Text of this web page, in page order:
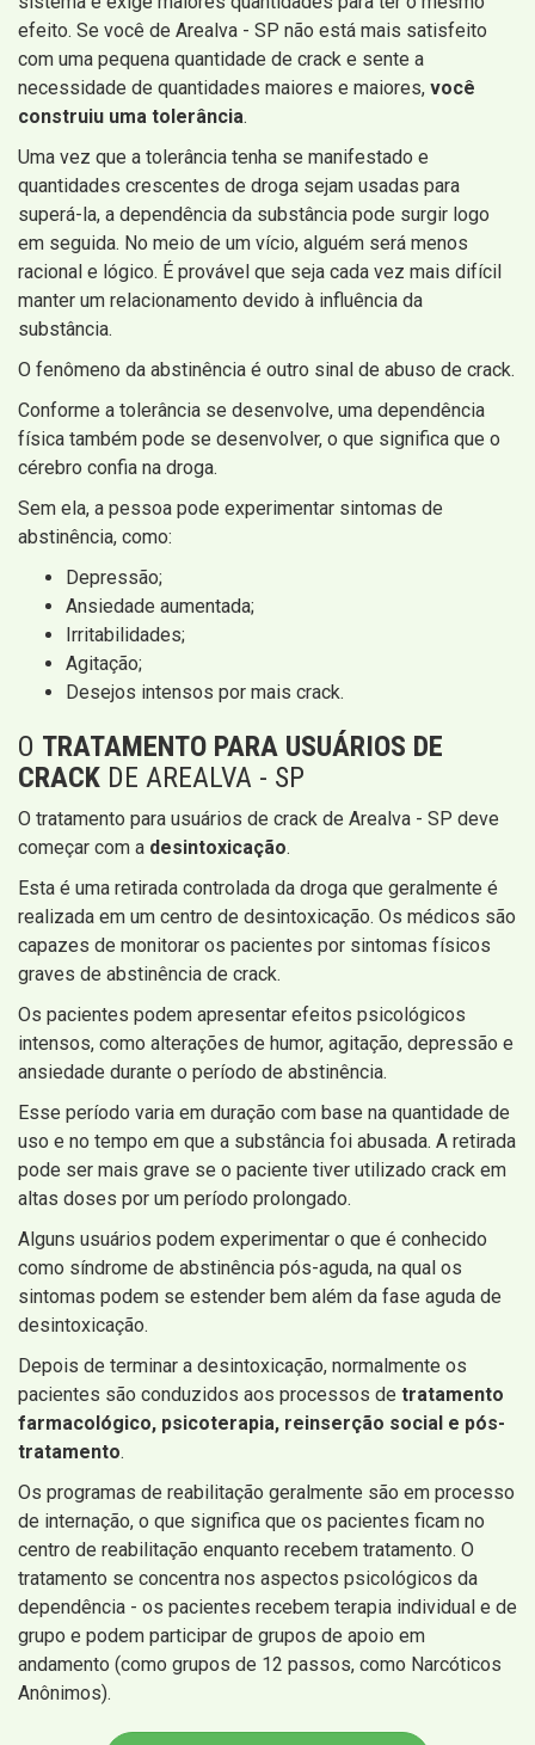
efeito. Se você de Arealva - SP não está mais satisfeito
com uma pequena quantidade de crack e sente a
necessidade de quantidades maiores e maiores, você
construiu uma tolerância.
Uma vez que a tolerância tenha se manifestado e
quantidades crescentes de droga sejam usadas para
superá-la, a dependência da substância pode surgir logo
em seguida. No meio de um vício, alguém será menos
racional e lógico. É provável que seja cada vez mais difícil
manter um relacionamento devido à influência da
substância.
O fenômeno da abstinência é outro sinal de abuso de crack.
Conforme a tolerância se desenvolve, uma dependência
física também pode se desenvolver, o que significa que o
cérebro confia na droga.
Sem ela, a pessoa pode experimentar sintomas de
abstinência, como:
Depressão;
Ansiedade aumentada;
Irritabilidades;
Agitação;
Desejos intensos por mais crack.
O TRATAMENTO PARA USUÁRIOS DE
CRACK DE AREALVA - SP
O tratamento para usuários de crack de Arealva - SP deve
começar com a desintoxicação.
Esta é uma retirada controlada da droga que geralmente é
realizada em um centro de desintoxicação. Os médicos são
capazes de monitorar os pacientes por sintomas físicos
graves de abstinência de crack.
Os pacientes podem apresentar efeitos psicológicos
intensos, como alterações de humor, agitação, depressão e
ansiedade durante o período de abstinência.
Esse período varia em duração com base na quantidade de
uso e no tempo em que a substância foi abusada. A retirada
pode ser mais grave se o paciente tiver utilizado crack em
altas doses por um período prolongado.
Alguns usuários podem experimentar o que é conhecido
como síndrome de abstinência pós-aguda, na qual os
sintomas podem se estender bem além da fase aguda de
desintoxicação.
Depois de terminar a desintoxicação, normalmente os
pacientes são conduzidos aos processos de tratamento
farmacológico, psicoterapia, reinserção social e pós-
tratamento.
Os programas de reabilitação geralmente são em processo
de internação, o que significa que os pacientes ficam no
centro de reabilitação enquanto recebem tratamento. O
tratamento se concentra nos aspectos psicológicos da
dependência - os pacientes recebem terapia individual e de
grupo e podem participar de grupos de apoio em
andamento (como grupos de 12 passos, como Narcóticos
Anônimos).